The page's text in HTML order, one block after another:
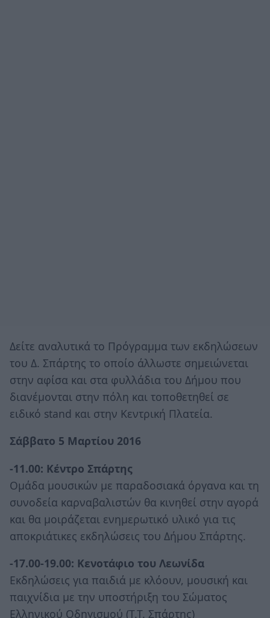
Δείτε αναλυτικά το Πρόγραμμα των εκδηλώσεων
του Δ. Σπάρτης το οποίο άλλωστε σημειώνεται
στην αφίσα και στα φυλλάδια του Δήμου που
διανέμονται στην πόλη και τοποθετηθεί σε
ειδικό stand και στην Κεντρική Πλατεία.
Σάββατο 5 Μαρτίου 2016
-11.00: Κέντρο Σπάρτης
Ομάδα μουσικών με παραδοσιακά όργανα και τη
συνοδεία καρναβαλιστών θα κινηθεί στην αγορά
και θα μοιράζεται ενημερωτικό υλικό για τις
αποκριάτικες εκδηλώσεις του Δήμου Σπάρτης.
-17.00-19.00: Κενοτάφιο του Λεωνίδα
Εκδηλώσεις για παιδιά με κλόουν, μουσική και
παιχνίδια με την υποστήριξη του Σώματος
Ελληνικού Οδηγισμού (Τ.Τ. Σπάρτης)